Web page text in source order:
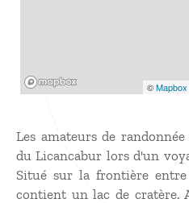
©Mapbox
Les amateurs de
du Licancabur lors d'un
Situé sur la frontière
contient un lac de cratère.